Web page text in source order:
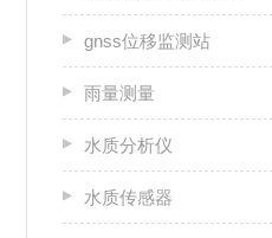
gnss位移监测站
雨量测量
水质分析仪
水质传感器